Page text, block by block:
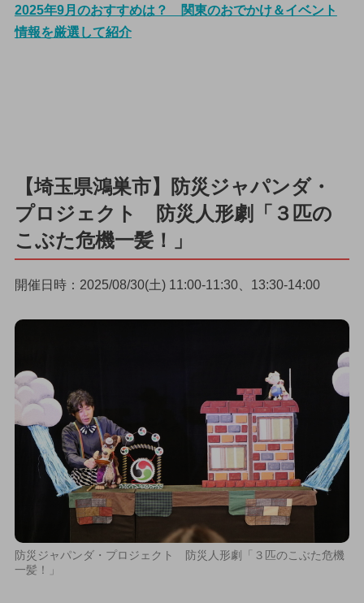
2025年9月のおすすめは？ 関東のおでかけ＆イベント
情報を厳選して紹介
【埼玉県鴻巣市】防災ジャパンダ・
プロジェクト 防災人形劇「３匹の
こぶた危機一髪！」
開催日時：2025/08/30(土) 11:00-11:30、13:30-14:00
防災ジャパンダ・プロジェクト 防災人形劇「３匹のこぶた危機
一髪！」